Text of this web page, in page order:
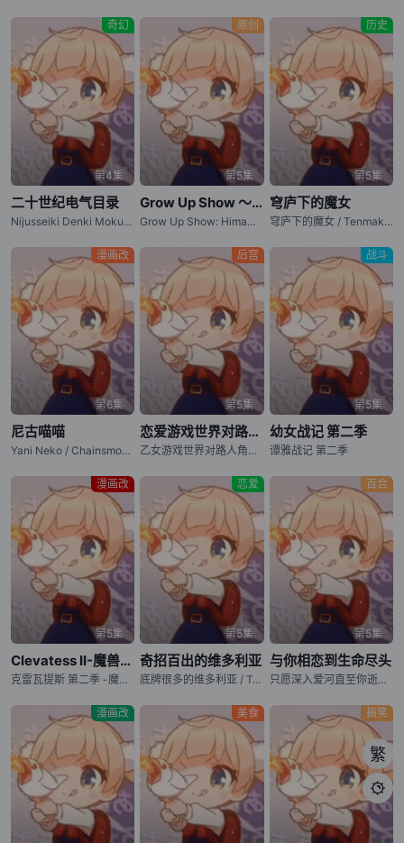
奇幻
第4集
二十世纪电气目录
Nijusseiki Denki Mokuroku: Eureka Evrika / Sparks of Tomorrow
原创
第5集
Grow Up Show ～向日葵马戏团～
Grow Up Show: Himawari no Circus-dan / 成长秀～向日葵马戏团～
历史
第5集
穹庐下的魔女
穹庐下的魔女 / Tenmaku no Jaadugar / Jaadugar: A Witch in Mongolia
漫画改
第6集
尼古喵喵
Yani Neko / Chainsmoker Cat
后宫
第5集
恋爱游戏世界对路人角色很不友好 第二季
乙女游戏世界对路人角色很不友好 第二季 / 女性向游戏世界对路人角色很不友好 第二季 / Otome Game Sekai wa Mob ni Kibishii Sekai desu 2nd Season / Trapped in a Dating Sim: The World of Otome Games is Tough for Mobs Season 2
战斗
第5集
幼女战记 第二季
谭雅战记 第二季
漫画改
第5集
Clevatess II-魔兽之王与虚假的勇者传承-
克雷瓦提斯 第二季 -魔兽之王与虚伪的勇者传承- / クレバテス-魔獣の王と赤子と尸の勇者- 第2期 / 克雷瓦提斯-魔兽之王与婴儿与尸之勇者- 第二季 / Clevatess: Majuu no Ou to Akago to Shikabane no Yuusha Season 2 / Clevatess Season 2
恋爱
第5集
奇招百出的维多利亚
底牌很多的维多利亚 / Tefuda ga Oome no Victoria / Victoria of Many Faces
百合
第5集
与你相恋到生命尽头
只愿深入爱河直至你逝去 / Kimi ga Shinu made Koi wo Shitai / I Want to Love You Till Your Dying Day
漫画改 美食 搞笑
繁
